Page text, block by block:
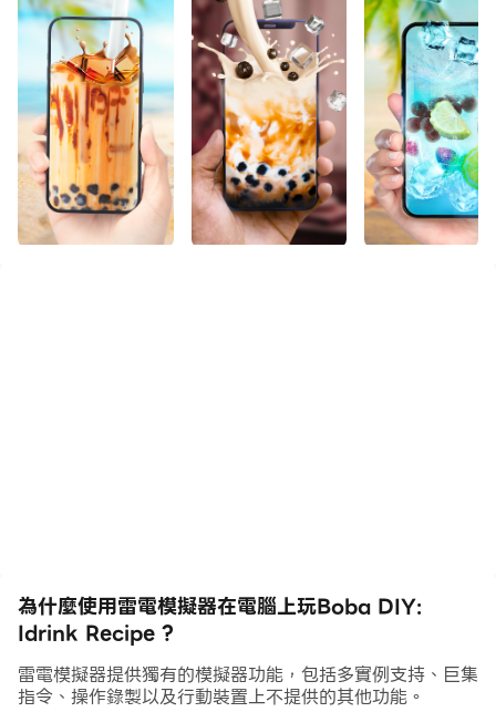
你喜歡珍珠奶昔和各種珍珠奶茶嗎？想遠離炎炎夏日，享受
一杯清甜的珍珠奶茶嗎？
所以這個遊戲是為你而做的。 Idrink Boba：DIY 珍珠奶
茶將帶您進入一個全新的世界，在那裡您可以製作任何您喜
歡的珍珠奶茶。
在這個模擬飲酒遊戲中，你可以成為一個製作和混合你的珍
珠奶茶的珍珠奶茶師。製作您自己的食譜並展示給您的朋友
和家人。最後，讓他們嚐嚐你的珍珠奶茶。
但這款遊戲最令人驚奇的部分是模擬飲水階段，你可以在
😎- 在這款遊戲中度過美好的一天
立即使用 Idrink Boba 享受您的珍珠奶茶：DIY 珍珠奶
茶。
為什麼使用雷電模擬器在電腦上玩Boba DIY:
Idrink Recipe ?
雷電模擬器提供獨有的模擬器功能，包括多實例支持、巨集
指令、操作錄製以及行動裝置上不提供的其他功能。